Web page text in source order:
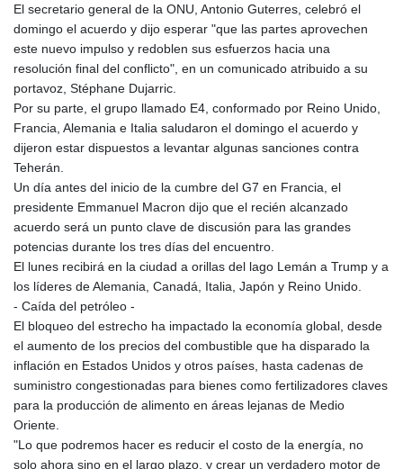
El secretario general de la ONU, Antonio Guterres, celebró el
domingo el acuerdo y dijo esperar "que las partes aprovechen
este nuevo impulso y redoblen sus esfuerzos hacia una
resolución final del conflicto", en un comunicado atribuido a su
portavoz, Stéphane Dujarric.
Por su parte, el grupo llamado E4, conformado por Reino Unido,
Francia, Alemania e Italia saludaron el domingo el acuerdo y
dijeron estar dispuestos a levantar algunas sanciones contra
Teherán.
Un día antes del inicio de la cumbre del G7 en Francia, el
presidente Emmanuel Macron dijo que el recién alcanzado
acuerdo será un punto clave de discusión para las grandes
potencias durante los tres días del encuentro.
El lunes recibirá en la ciudad a orillas del lago Lemán a Trump y a
los líderes de Alemania, Canadá, Italia, Japón y Reino Unido.
- Caída del petróleo -
El bloqueo del estrecho ha impactado la economía global, desde
el aumento de los precios del combustible que ha disparado la
inflación en Estados Unidos y otros países, hasta cadenas de
suministro congestionadas para bienes como fertilizadores claves
para la producción de alimento en áreas lejanas de Medio
Oriente.
"Lo que podremos hacer es reducir el costo de la energía, no
solo ahora sino en el largo plazo, y crear un verdadero motor de